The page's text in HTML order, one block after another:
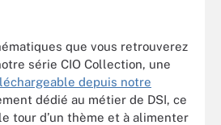
que vous retrouverez
série CIO Collection, une
depuis notre
dédié au métier de DSI, ce
tour d’un thème et à alimenter